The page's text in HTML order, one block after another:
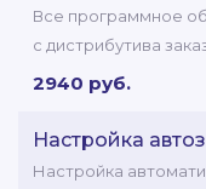
Все программное
с дистрибутива
2940 руб.
Настройка
Настройка